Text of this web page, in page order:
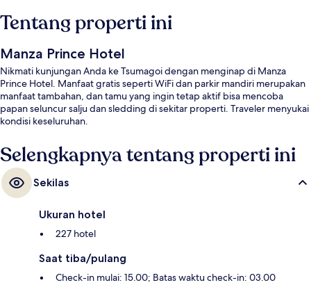
Tentang properti ini
Manza Prince Hotel
Nikmati kunjungan Anda ke Tsumagoi dengan menginap di Manza
Prince Hotel. Manfaat gratis seperti WiFi dan parkir mandiri merupakan
manfaat tambahan, dan tamu yang ingin tetap aktif bisa mencoba
papan seluncur salju dan sledding di sekitar properti. Traveler menyukai
kondisi keseluruhan.
Selengkapnya tentang properti ini
Sekilas
Ukuran hotel
227 hotel
Saat tiba/pulang
Check-in mulai: 15.00; Batas waktu check-in: 03.00